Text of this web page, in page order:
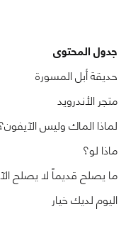
جدول المحتوى
حديقة أبل المسورة
متجر الأندرويد
لماذا الماك وليس
ماذا لو؟
ما يصلح قديماً لا يصلح
اليوم لديك خيار